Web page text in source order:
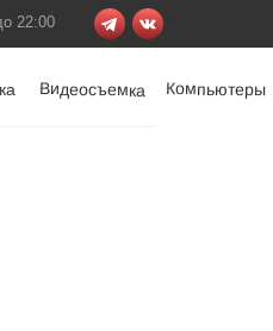
22:00
Компьютеры
Видеосъемка